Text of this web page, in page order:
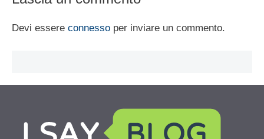
Devi essere connesso per inviare un commento.